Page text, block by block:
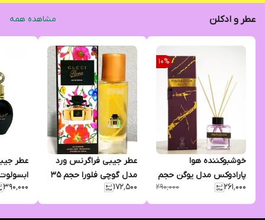
عطر و ادکلن مشاهده همه
10%
خوشبوکننده هوا
پارادوکس مدل یوگن حجم
100 میل
۲۶۱٬۰۰۰ ۲۹۰٬۰۰۰
عطر جیبی فراگرنس ورد
مدل گوچی فلورا حجم 35
میلی لیتر
۱۷۲٬۵۰۰
عطر
25 میلی لیتر
۳۹۰٬۰۰۰